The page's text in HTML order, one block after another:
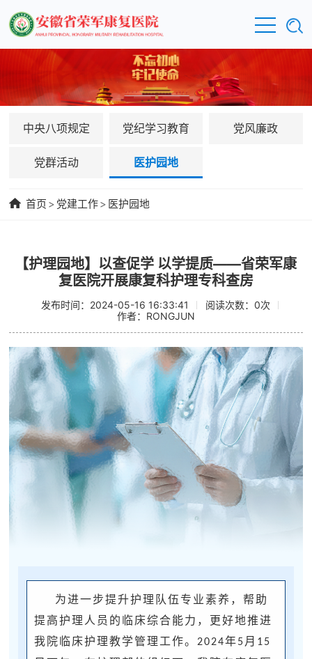
中央八项规定 党纪学习教育 党风廉政
党群活动 医护园地
首页 > 党建工作> 医护园地
【护理园地】以查促学 以学提质——省荣军康
复医院开展康复科护理专科查房
发布时间：2024-05-16 16:33:41 阅读次数：0次
作者：RONGJUN
为进一步提升护理队伍专业素养，帮助
提高护理人员的临床综合能力，更好地推进
我院临床护理教学管理工作。 2024年5 月 15